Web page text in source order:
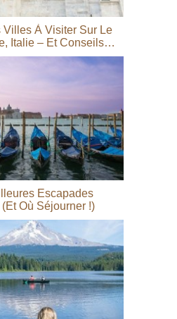
Villes À Visiter Sur Le
Italie – Et Conseils
!
Escapades
Où Séjourner !)